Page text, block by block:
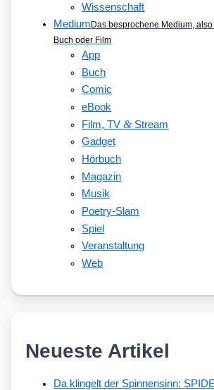
Wissenschaft
Medium Das besprochene Medium,
Buch oder Film
App
Buch
Comic
eBook
Film, TV&Stream
Gadget
Hörbuch
Magazin
Musik
Poetry-Slam
Spiel
Veranstaltung
Web
Neueste Artikel
Da klingelt der Spinnensinn: